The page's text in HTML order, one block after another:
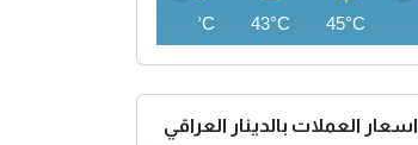
45°C
43°C
41°C
اسعار العملات بالدينار العراقي